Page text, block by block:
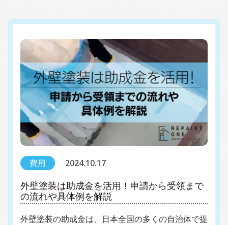
費用 2024.10.17
外壁塗装は助成金を活用！申請から受領まで
の流れや具体例を解説
外壁塗装の助成金は、日本全国の多くの自治体で提